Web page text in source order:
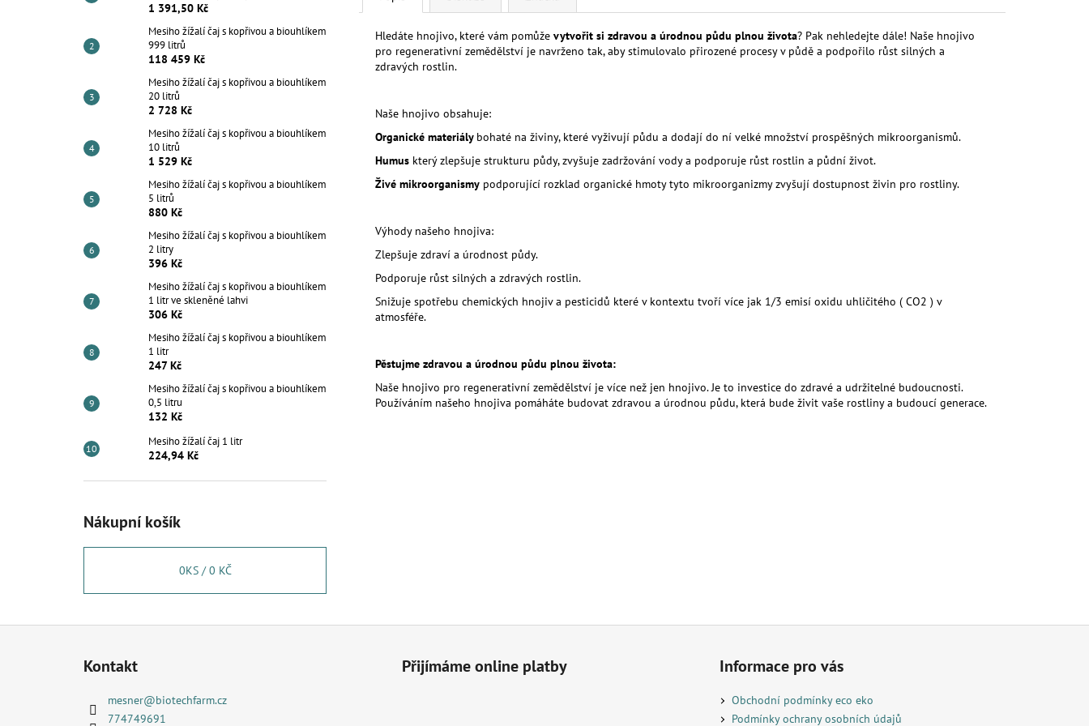
1 391,50 Kč
Mesiho žížalí čaj s kopřivou a biouhlíkem
999 litrů
118 459 Kč
Mesiho žížalí čaj s kopřivou a biouhlíkem
20 litrů
2 728 Kč
Mesiho žížalí čaj s kopřivou a biouhlíkem
10 litrů
1 529 Kč
Mesiho žížalí čaj s kopřivou a biouhlíkem
5 litrů
880 Kč
Mesiho žížalí čaj s kopřivou a biouhlíkem
2 litry
396 Kč
Mesiho žížalí čaj s kopřivou a biouhlíkem
1 litr ve skleněné lahvi
306 Kč
Mesiho žížalí čaj s kopřivou a biouhlíkem
1 litr
247 Kč
Mesiho žížalí čaj s kopřivou a biouhlíkem
0,5 litru
132 Kč
Mesiho žížalí čaj 1 litr
224,94 Kč
Nákupní košík
0KS /0 KČ
Hledáte hnojivo,které vám pomůže vytvořit si zdravou a úrodnou půdu plnou života? Pak nehledejte dále! Naše hnojivo
pro regenerativní zemědělství je navrženo tak,aby stimulovalo přirozené procesy v půdě a podpořilo růst silných a
zdravých rostlin.
Naše hnojivo obsahuje:
Organické materiály bohaté na živiny, které vyživují půdu a dodají do ní velké množství prospěšných mikroorganismů.
Humus který zlepšuje strukturu půdy, zvyšuje zadržování vody a podporuje růst rostlin a půdní život.
Živé mikroorganismy podporující rozklad organické hmoty tyto mikroorganizmy zvyšují dostupnost živin pro rostliny.
Výhody našeho hnojiva:
Zlepšuje zdraví a úrodnost půdy.
Podporuje růst silných a zdravých rostlin.
Snižuje spotřebu chemických hnojiv a pesticidů které v kontextu tvoří více jak 1/3 emisí oxidu uhličitého ( CO2 ) v
atmosféře.
Pěstujme zdravou a úrodnou půdu plnou života:
Naše hnojivo pro regenerativní zemědělství je více než jen hnojivo.Je to investice do zdravé a udržitelné budoucnosti.
Používáním našeho hnojiva pomáháte budovat zdravou a úrodnou půdu,která bude živit vaše rostliny a budoucí generace.
Kontakt
mesner@biotechfarm.cz
774749691
Přijímáme online platby Informace pro vás
Obchodní podmínky eco eko
Podmínky ochrany osobních údajů